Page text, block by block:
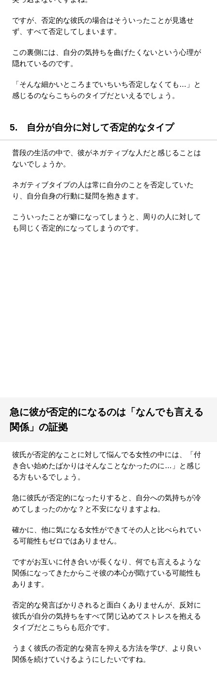
ですが、否定的な彼氏の場合はそういったことが見逃せ
ず、すべて否定してしまいます。
この裏側には、自分の気持ちを曲げたくないという心理が
隠れているのです。
「そんな細かいところまでいちいち否定しなくても…」と
感じるのならこちらのタイプだといえるでしょう。
5. 自分が自分に対して否定的なタイプ
普段の生活の中で、彼がネガティブな人だと感じることは
ないでしょうか。
ネガティブタイプの人は常に自分のことを否定していた
り、自分自身の行動に疑問を抱きます。
こういったことが癖になってしまうと、周りの人に対して
も同じく否定的になってしまうのです。
急に彼が否定的になるのは「なんでも言える
関係」の証拠
彼氏が否定的なことに対して悩んでる女性の中には、「付
き合い始めたばかりはそんなことなかったのに…」と感じ
る方もいるでしょう。
急に彼氏が否定的になったりすると、自分への気持ちが冷
めてしまったのかな？と不安になりますよね。
確かに、他に気になる女性ができてその人と比べられてい
る可能性もゼロではありません。
ですがお互いに付き合いが長くなり、何でも言えるような
関係になってきたからこそ彼の本心が聞けている可能性も
あります。
否定的な発言ばかりされると面白くありませんが、反対に
彼氏が自分の気持ちをすべて閉じ込めてストレスを抱える
タイプだとこちらも厄介です。
うまく彼氏の否定的な発言を抑える方法を学び、より良い
関係を続けていけるようにしたいですね。